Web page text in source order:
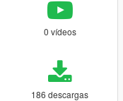
0 vídeos
186 descargas